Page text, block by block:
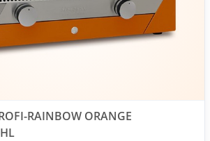
RAINBOW ORANGE